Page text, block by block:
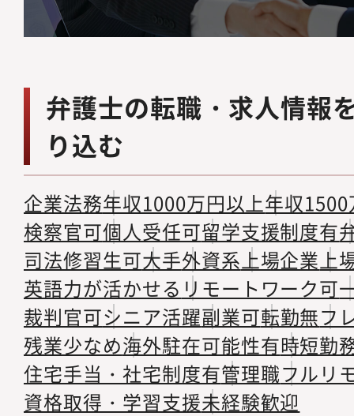
弁護士の転職・求人情報
り込む
企業法務年収1000万円以上年収
検察官可個人受任可留学支援制度有
司法修習生可大手外資系上場企業上
英語力が活かせる リモートワーク可
裁判官可シニア活躍副業可転勤無フ
残業少なめ海外駐在可能性有時短勤
住宅手当・社宅制度有管理職フルリ
資格取得・学習支援未経験歓迎